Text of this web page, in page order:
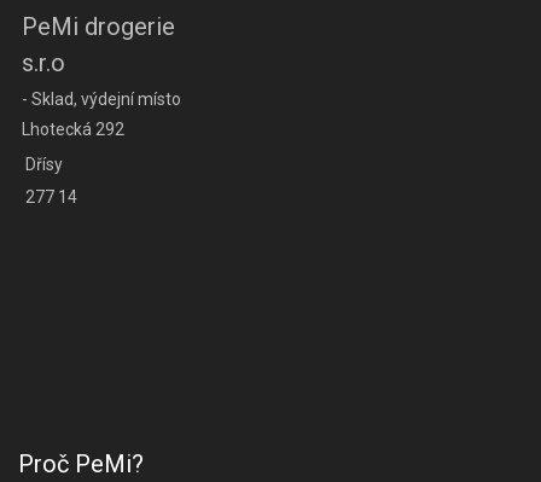
PeMi drogerie
s.r.o
- Sklad, výdejní místo
Lhotecká 292
Dřísy
277 14
Proč PeMi?